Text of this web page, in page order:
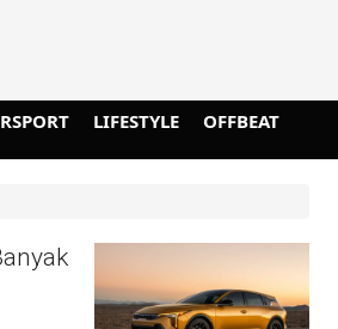
LIFESTYLE OFFBEAT